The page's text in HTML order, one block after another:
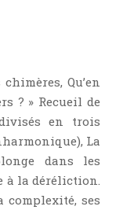
Qu’en
? » Recueil de
en trois
La
dans les
à la déréliction.
complexité, ses